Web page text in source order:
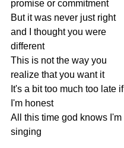
promise or commitment
But it was never just right
and
thought you were
different
This is not the way you
realize that you want it
It's a bit too much too late if
I'm honest
All
this time god knows I'm
singing